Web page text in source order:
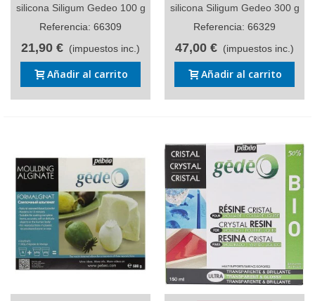
silicona Siligum Gedeo 100 g
Referencia: 66309
21,90 € (impuestos inc.)
Añadir al carrito
silicona Siligum Gedeo 300 g
Referencia: 66329
47,00 € (impuestos inc.)
Añadir al carrito